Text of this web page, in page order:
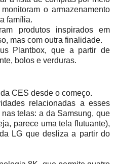
o armazenamento
família.
produtos inspirados em
mas com outra finalidade.
Plantbox, que a partir de
bolos e verduras.
CES desde o começo.
relacionadas a esses
telas: a da Samsung, que
parece uma tela flutuante),
LG que desliza a partir do